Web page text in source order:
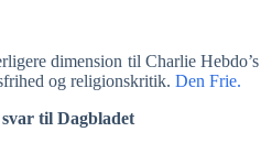
dimension til Charlie Hebdo’s
og religionskritik. Den Frie.
til Dagbladet